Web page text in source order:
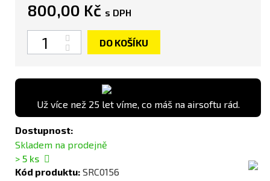
800,00 Kč s DPH
Počet
DO KOŠÍKU
Už více než 25 let víme, co máš na airsoftu rád.
Dostupnost:
Skladem na prodejně
> 5 ks
Kód produktu: SRC0156